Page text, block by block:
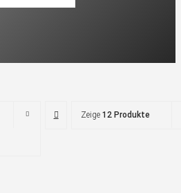
Zeige 12 Produkte